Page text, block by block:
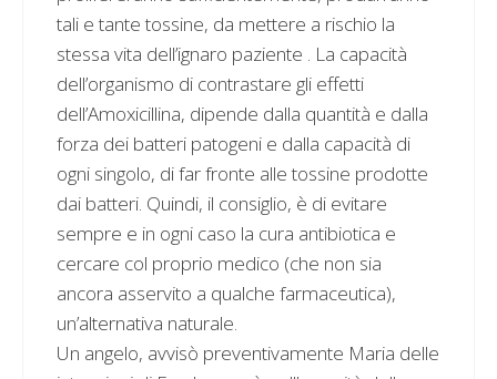
tali e tante tossine, da mettere a rischio la
stessa vita dell’ignaro paziente . La capacità
dell’organismo di contrastare gli effetti
dell’Amoxicillina, dipende dalla quantità e dalla
forza dei batteri patogeni e dalla capacità di
ogni singolo, di far fronte alle tossine prodotte
dai batteri. Quindi, il consiglio, è di evitare
sempre e in ogni caso la cura antibiotica e
cercare col proprio medico (che non sia
ancora asservito a qualche farmaceutica),
un’alternativa naturale.
Un angelo, avvisò preventivamente Maria delle